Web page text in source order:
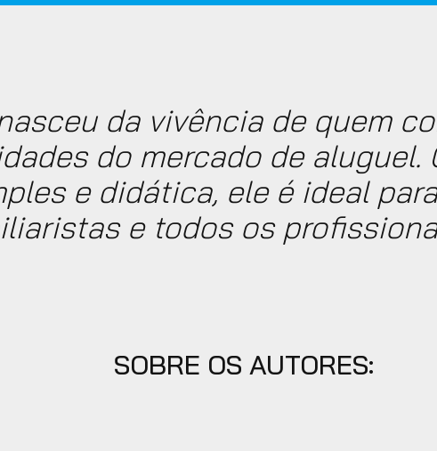
da vivência de quem
do mercado de aluguel.
e didática, ele é ideal
e todos os
SOBRE OS AUTORES: